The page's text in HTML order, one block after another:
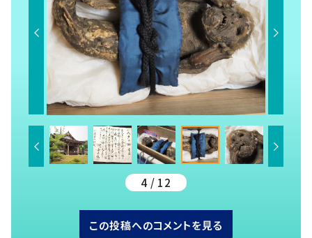
4 / 12
この投稿へのコメントを見る